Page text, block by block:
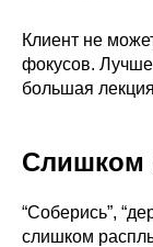
Клиент не
фокусов.
большая
Слишком
“Соберись”,
слишком